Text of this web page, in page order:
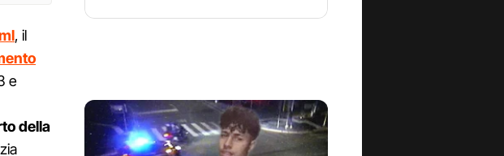
, il
e
della